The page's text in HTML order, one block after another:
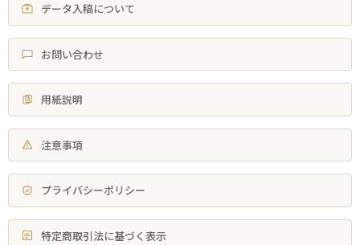
データ入稿について
お問い合わせ
用紙説明
注意事項
プライバシーポリシー
特定商取引法に基づく表示